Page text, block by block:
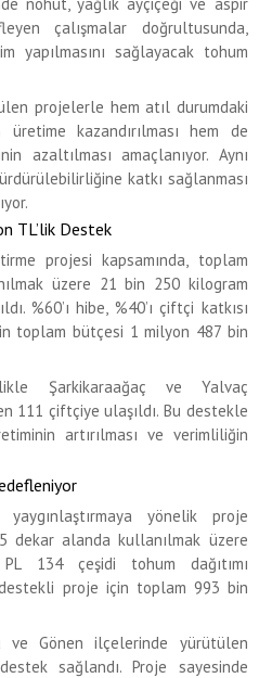
çalışmalar doğrultusunda,
yapılmasını sağlayacak tohum
projelerle hem atıl durumdaki
kazandırılması hem de
azaltılması amaçlanıyor. Aynı
katkı sağlanması
TL’lik Destek
projesi kapsamında, toplam
üzere 21 bin 250 kilogram
%60’ı hibe, %40’ı çiftçi katkısı
toplam bütçesi 1 milyon 487 bin
Şarkikaraağaç ve Yalvaç
111 çiftçiye ulaşıldı. Bu destekle
artırılması ve verimliliğin
yönelik proje
dekar alanda kullanılmak üzere
134 çeşidi tohum dağıtımı
proje için toplam 993 bin
ve Gönen ilçelerinde yürütülen
sağlandı. Proje sayesinde